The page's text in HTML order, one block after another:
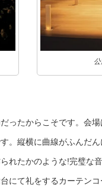
ったからこそです。会
。縦横に曲線がふんだ
れたかのような!完璧な
にて礼をするカーテンコ